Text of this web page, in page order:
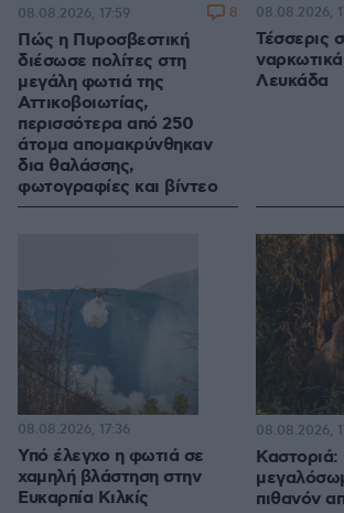
Πώς η Πυροσβεστική
διέσωσε πολίτες στη
μεγάλη φωτιά της
Αττικοβοιωτίας,
περισσότερα από 250
άτομα απομακρύνθηκαν
δια θαλάσσης,
φωτογραφίες και βίντεο
08.08.2026, 17:59 8
Τέσσερις
Λευκάδα
08.08.2026,
Υπό έλεγχο η φωτιά σε
χαμηλή βλάστηση στην
Ευκαρπία Κιλκίς
08.08.2026, 17:36
πιθανόν
08.08.2026,